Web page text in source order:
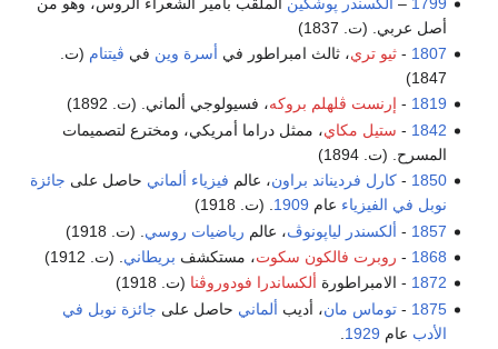
أصل عربي. (ت. 1837)
1807
-ثيو تري، ثالث امبراطور في أسرة وين في ڤيتنام (ت.
1847)
1819
- إرنست ڤلهلم بروكه، فسيولوجي ألماني. (ت. 1892)
1842
- ستيل مكاي، ممثل دراما أمريكي، ومخترع لتصميمات
المسرح. (ت. 1894)
1850
-كارل فرديناند براون، عالم فيزياء ألماني حاصل على جائزة
نوبل في الفيزياء عام 1909 . (ت. 1918)
1857
- ألكسندر لياپونوڤ، عالم رياضيات روسي . (ت. 1918)
1868
- روبرت فالكون سكوت، مستكشف بريطاني . (ت. 1912)
1872 - الامبراطورة ألكساندرا فودوروڤنا (ت. 1918)
1875
-توماس مان، أديب ألماني حاصل على جائزة نوبل في
الأدب عام 1929